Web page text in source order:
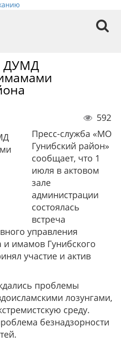
ДУМД
592
Пресс-служба «МО
Гунибский район»
сообщает, что 1
июля в актовом
зале
администрации
состоялась
встреча
управления
и имамов Гунибского
участие и актив
проблемы
лозунгами,
среду.
безнадзорности